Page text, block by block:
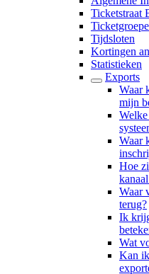
Ticketstraat
Tijdsloten
Kortingen
Statistieken
Exports
Waar
mijn
Waar
Hoe
Waar
terug?
Ik
Wat
Kan